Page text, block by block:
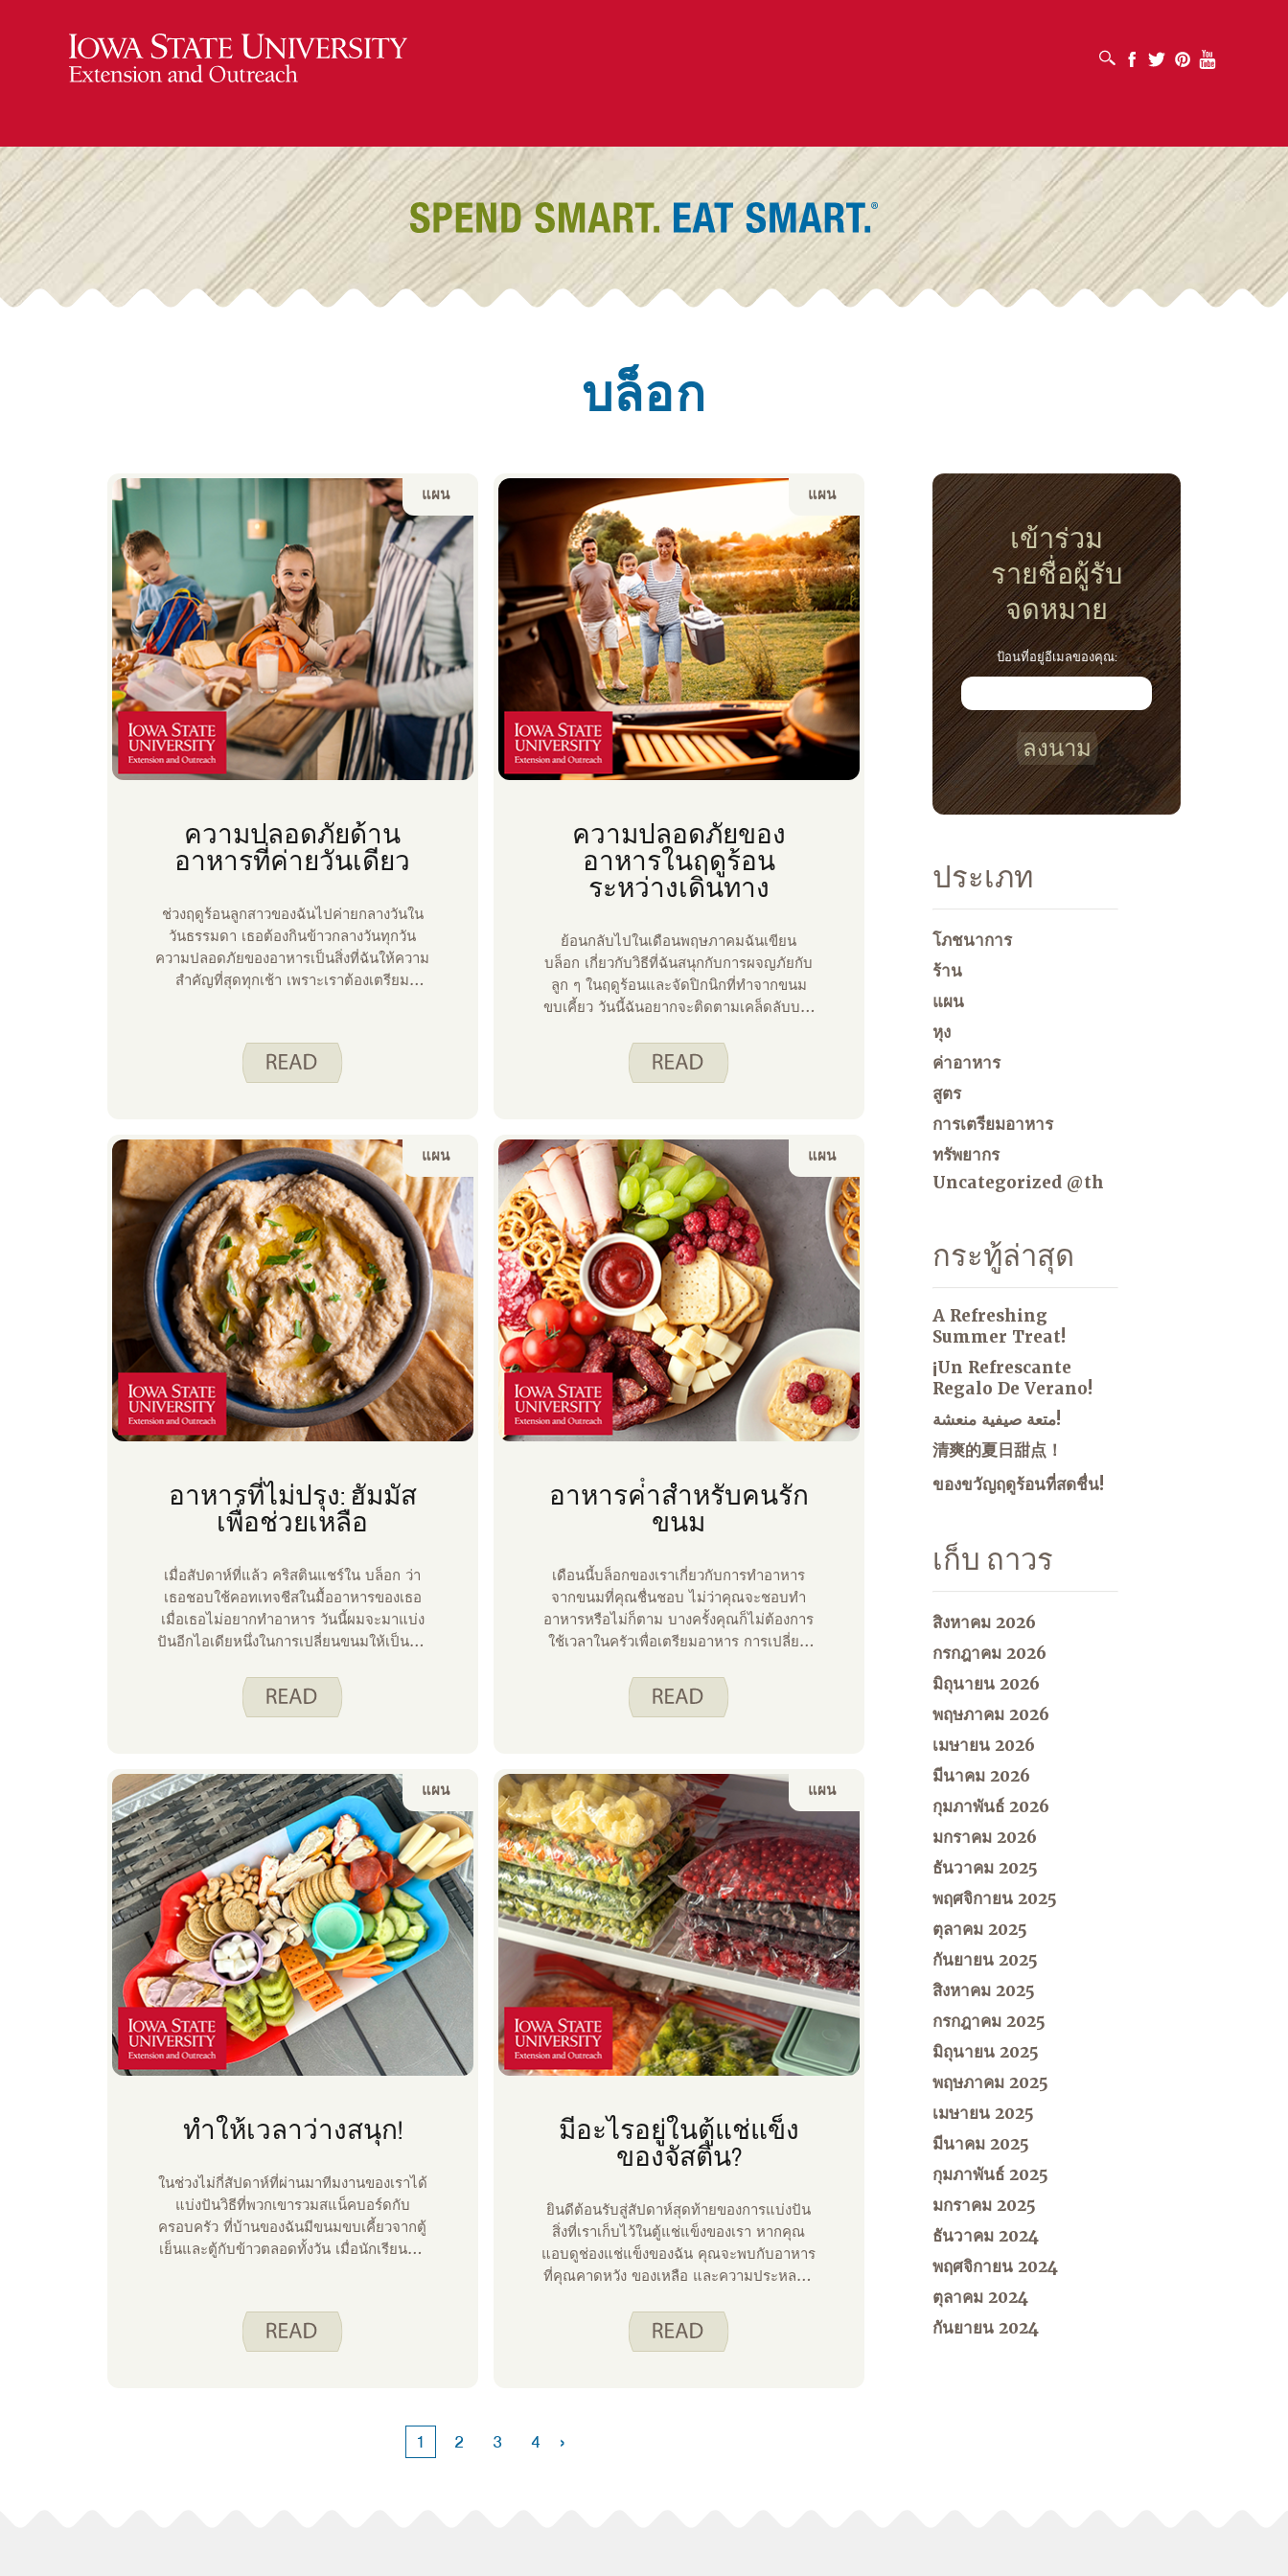
เปิดช่องค้นหา Facebook
Twitter PinterestYoutube
บล็อก
แผน
ความปลอดภัยด้าน
อาหารที่ค่ายวันเดียว
ช่วงฤดูร้อนลูกสาวของฉันไปค่ายกลางวันใน
วันธรรมดา เธอต้องกินข้าวกลางวันทุกวัน
ความปลอดภัยของอาหารเป็นสิ่งที่ฉันให้ความ
สําคัญที่สุดทุกเช้า เพราะเราต้องเตรียม
แผน
ความปลอดภัยของ
อาหารในฤดูร้อน
ระหว่างเดินทาง
ย้อนกลับไปในเดือนพฤษภาคมฉันเขียน
บล็อก เกี่ยวกับวิธีที่ฉันสนุกกับการผจญภัยกับ
ลูก ๆ ในฤดูร้อนและจัดปิกนิกที่ทําจากขนม
ขบเคี้ยว วันนี้ฉันอยากจะติดตามเคล็ดลับบาง
ปลอดภัยที่จะรับประทาน
แผน
อาหารที่ไม่ปรุง: ฮัมมัส
เพื่อช่วยเหลือ
เมื่อสัปดาห์ที่แล้ว คริสตินแชร์ใน บล็อก ว่า
เธอชอบใช้คอทเทจชีสในมื้ออาหารของเธอ
เมื่อเธอไม่อยากทําอาหาร วันนี้ผมจะมาแบ่ง
ปันอีกไอเดียหนึ่งในการเปลี่ยนขนมให้เป็นมื้อ
ฮัมมุสทําจากถั่วการ์บันโซหรือที่เรียกว่าถั่วชิก
พี ถั่วการ์บันโซเป็นแหล่งไฟเบอร์และโปรตีน
แผน
อาหารค่ําสําหรับคนรัก
ขนม
เดือนนี้บล็อกของเราเกี่ยวกับการทําอาหาร
จากขนมที่คุณชื่นชอบ ไม่ว่าคุณจะชอบทํา
อาหารหรือไม่ก็ตาม บางครั้งคุณก็ไม่ต้องการ
ใช้เวลาในครัวเพื่อเตรียมอาหาร การเปลี่ยน
อร่อยและมีคุณค่าทางโภชนาการโดยใช้
ความพยายามเพียงเล็กน้อย
แผน
ทําให้เวลาว่างสนุก!
ในช่วงไม่กี่สัปดาห์ที่ผ่านมาทีมงานของเราได้
แบ่งปันวิธีที่พวกเขารวมสแน็คบอร์ดกับ
ครอบครัว ที่บ้านของฉันมีขนมขบเคี้ยวจากตู้
เย็นและตู้กับข้าวตลอดทั้งวัน เมื่อนักเรียนชั้น
คบอร์ดให้พร้อมสําหรับเธอพร้อมด้วยของว่าง
ที่เธอโปรดปรานและตัวเลือกเพื่อสุขภาพช่วย
แผน
มีอะไรอยู่ในตู้แช่แข็ง
ของจัสติน?
ยินดีต้อนรับสู่สัปดาห์สุดท้ายของการแบ่งปัน
สิ่งที่เราเก็บไว้ในตู้แช่แข็งของเรา หากคุณ
แอบดูช่องแช่แข็งของฉัน คุณจะพบกับอาหาร
ที่คุณคาดหวัง ของเหลือ และความประหลาด
1 2 3 4 ›
เข้าร่วม
รายชื่อผู้รับ
จดหมาย
ป้อนที่อยู่อีเมลของคุณ:
ลงนาม
ประเภท
โภชนาการ
ร้าน
แผน
หุง
ค่าอาหาร
สูตร
การเตรียมอาหาร
ทรัพยากร
Uncategorized @th
กระทู้ล่าสุด
A Refreshing
Summer Treat!
¡Un Refrescante
Regalo De Verano!
متعة صيفية منعشة!
清爽的夏日甜点！
ของขวัญฤดูร้อนที่สดชื่น!
เก็บ ถาวร
สิงหาคม 2026
กรกฎาคม 2026
มิถุนายน 2026
พฤษภาคม 2026
เมษายน 2026
มีนาคม 2026
กุมภาพันธ์ 2026
มกราคม 2026
ธันวาคม 2025
พฤศจิกายน 2025
ตุลาคม 2025
กันยายน 2025
สิงหาคม 2025
กรกฎาคม 2025
มิถุนายน 2025
พฤษภาคม 2025
เมษายน 2025
มีนาคม 2025
กุมภาพันธ์ 2025
มกราคม 2025
ธันวาคม 2024
พฤศจิกายน 2024
ตุลาคม 2024
กันยายน 2024